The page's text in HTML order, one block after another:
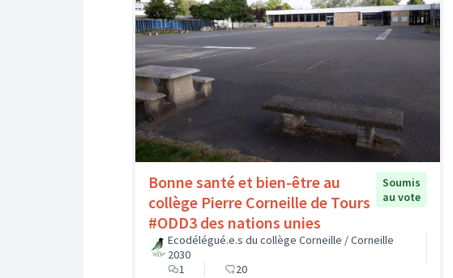
Bonne santé et bien-être au
collège Pierre Corneille de Tours
#ODD3 des nations unies
Soumis
au vote
Ecodélégué.e.s du collège Corneille / Corneille
2030
1
20